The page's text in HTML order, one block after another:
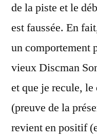
de la piste et le
est faussée. En
un comportement
vieux Discman
et que je recule,
(preuve de la
revient en positif